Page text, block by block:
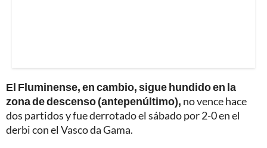
El Fluminense, en cambio, sigue hundido en la
zona de descenso (antepenúltimo), no vence hace
dos partidos y fue derrotado el sábado por 2-0 en el
derbi con el Vasco da Gama.